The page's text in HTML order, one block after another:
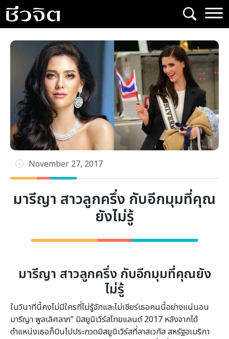
Skip
to
content
November 27, 2017
มารีญา สาวลูกครึ่ง กับอีกมุมที่คุณ
ยังไม่รู้
มารีญา สาวลูกครึ่ง กับอีกมุมที่คุณยัง
ไม่รู้
ในวินาทีนี้คงไม่มีใครที่ไม่รู้จักและไม่เชียร์เธอคนนี้อย่างแน่นอน
มารีญา พูลเลิศลาภ” มิสยูนิเวิร์สไทยแลนด์ 2017 หลังจากได้
ตำแหน่งเธอก็บินไปประกวดมิสยูนิเวิร์สที่ลาสเวกัส สหรัฐอเมริกา